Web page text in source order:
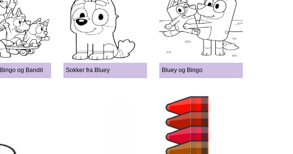
og Bandit Sokker fra Bluey Bluey og Bingo